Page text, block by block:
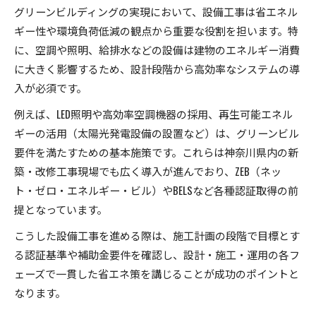
グリーンビルディングの実現において、設備工事は省エネル
ギー性や環境負荷低減の観点から重要な役割を担います。特
に、空調や照明、給排水などの設備は建物のエネルギー消費
に大きく影響するため、設計段階から高効率なシステムの導
入が必須です。
例えば、LED照明や高効率空調機器の採用、再生可能エネル
ギーの活用（太陽光発電設備の設置など）は、グリーンビル
要件を満たすための基本施策です。これらは神奈川県内の新
築・改修工事現場でも広く導入が進んでおり、ZEB（ネッ
ト・ゼロ・エネルギー・ビル）やBELSなど各種認証取得の前
提となっています。
こうした設備工事を進める際は、施工計画の段階で目標とす
る認証基準や補助金要件を確認し、設計・施工・運用の各フ
ェーズで一貫した省エネ策を講じることが成功のポイントと
なります。